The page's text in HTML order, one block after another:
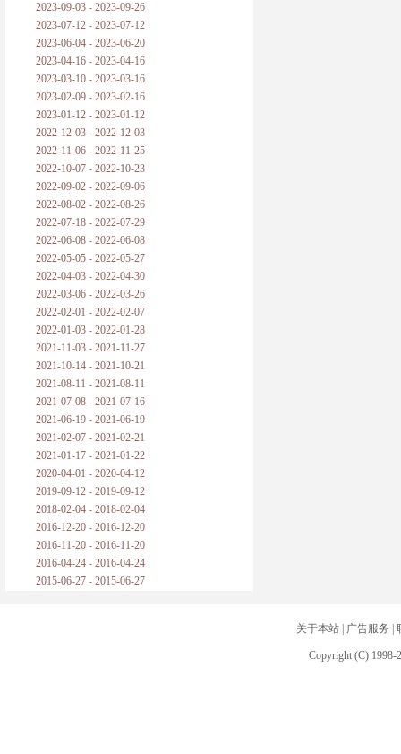
2023-09-03 - 2023-09-26
2023-07-12 - 2023-07-12
2023-06-04 - 2023-06-20
2023-04-16 - 2023-04-16
2023-03-10 - 2023-03-16
2023-02-09 - 2023-02-16
2023-01-12 - 2023-01-12
2022-12-03 - 2022-12-03
2022-11-06 - 2022-11-25
2022-10-07 - 2022-10-23
2022-09-02 - 2022-09-06
2022-08-02 - 2022-08-26
2022-07-18 - 2022-07-29
2022-06-08 - 2022-06-08
2022-05-05 - 2022-05-27
2022-04-03 - 2022-04-30
2022-03-06 - 2022-03-26
2022-02-01 - 2022-02-07
2022-01-03 - 2022-01-28
2021-11-03 - 2021-11-27
2021-10-14 - 2021-10-21
2021-08-11 - 2021-08-11
2021-07-08 - 2021-07-16
2021-06-19 - 2021-06-19
2021-02-07 - 2021-02-21
2021-01-17 - 2021-01-22
2020-04-01 - 2020-04-12
2019-09-12 - 2019-09-12
2018-02-04 - 2018-02-04
2016-12-20 - 2016-12-20
2016-11-20 - 2016-11-20
2016-04-24 - 2016-04-24
2015-06-27 - 2015-06-27
关于本站| 广告服务
Copyright (C) 1998-